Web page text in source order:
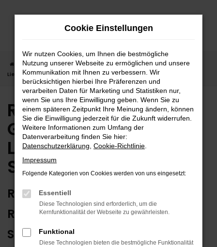
Zum
Startseite Sindelfingen Renault
Renault Gebrauchtwagen |
Lieferservice nach Sindelfingen
Renault
Gebrauchtwagen |
Lieferservice nach
Sindelfingen
RENAULT GEBRAUCHTWAGEN:
RUNDUM ZUVERLÄSSIG IN
SINDELFINGEN UNTERWEGS
Cookie Einstellungen
Wir nutzen Cookies, um Ihnen die bestmögliche
Nutzung unserer Webseite zu ermöglichen und unsere
Kommunikation mit Ihnen zu verbessern. Wir
berücksichtigen hierbei Ihre Präferenzen und
verarbeiten Daten für Marketing und Statistiken nur,
wenn Sie uns Ihre Einwilligung geben. Wenn Sie zu
einem späteren Zeitpunkt Ihre Meinung ändern, können
Sie die Einwilligung jederzeit für die Zukunft widerrufen.
Weitere Informationen zum Umfang der
Datenverarbeitung finden Sie hier:
Datenschutzerklärung Cookie-Richtlinie
Impressum
Folgende Kategorien von Cookies werden von uns eingesetzt:
Essentiell
Diese Technologien sind erforderlich, um die
Kernfunktionalität der Webseite zu gewährleisten.
Funktional
Diese Technologien bieten die bestmögliche Funktionalität